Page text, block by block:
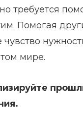
требуется
Помогая
чувство
мире.